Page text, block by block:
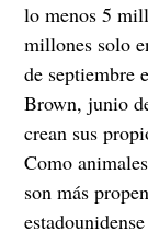
lo menos 5
millones solo
de septiembre
Brown, junio
crean sus
Como
son más